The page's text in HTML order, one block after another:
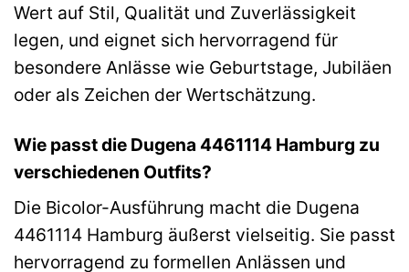
Wert auf Stil, Qualität und Zuverlässigkeit
legen, und eignet sich hervorragend für
besondere Anlässe wie Geburtstage, Jubiläen
oder als Zeichen der Wertschätzung.
Wie passt die Dugena 4461114 Hamburg zu
verschiedenen Outfits?
Die Bicolor-Ausführung macht die Dugena
4461114 Hamburg äußerst vielseitig. Sie passt
hervorragend zu formellen Anlässen und